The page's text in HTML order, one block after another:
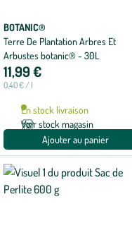
BOTANIC®
Terre De Plantation Arbres Et
Arbustes botanic® - 30L
11,99 €
0,40 € / l
En stock livraison
Voir stock magasin
Ajouter au panier